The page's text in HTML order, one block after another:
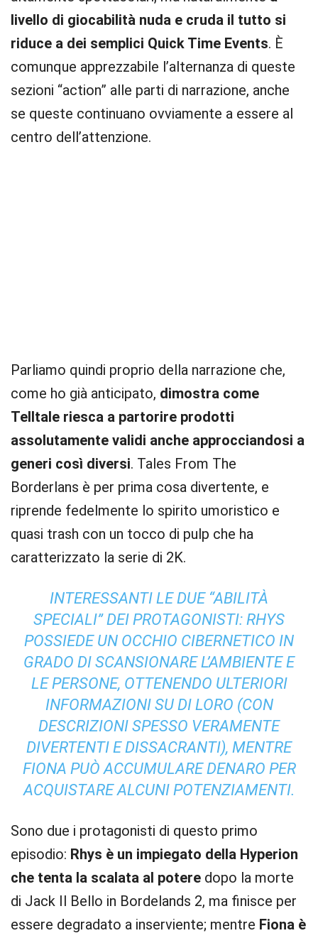
livello di giocabilità nuda e cruda il tutto si
riduce a dei semplici Quick Time Events. È
comunque apprezzabile l’alternanza di queste
sezioni “action” alle parti di narrazione, anche
se queste continuano ovviamente a essere al
centro dell’attenzione.
Parliamo quindi proprio della narrazione che,
come ho già anticipato, dimostra come
Telltale riesca a partorire prodotti
assolutamente validi anche approcciandosi a
generi così diversi. Tales From The
Borderlans è per prima cosa divertente, e
riprende fedelmente lo spirito umoristico e
quasi trash con un tocco di pulp che ha
caratterizzato la serie di 2K.
INTERESSANTI LE DUE “ABILITÀ
SPECIALI” DEI PROTAGONISTI: RHYS
POSSIEDE UN OCCHIO CIBERNETICO IN
GRADO DI SCANSIONARE L’AMBIENTE E
LE PERSONE, OTTENENDO ULTERIORI
INFORMAZIONI SU DI LORO (CON
DESCRIZIONI SPESSO VERAMENTE
DIVERTENTI E DISSACRANTI), MENTRE
FIONA PUÒ ACCUMULARE DENARO PER
ACQUISTARE ALCUNI POTENZIAMENTI.
Sono due i protagonisti di questo primo
episodio: Rhys è un impiegato della Hyperion
che tenta la scalata al potere dopo la morte
di Jack Il Bello in Bordelands 2, ma finisce per
essere degradato a inserviente; mentre Fiona è